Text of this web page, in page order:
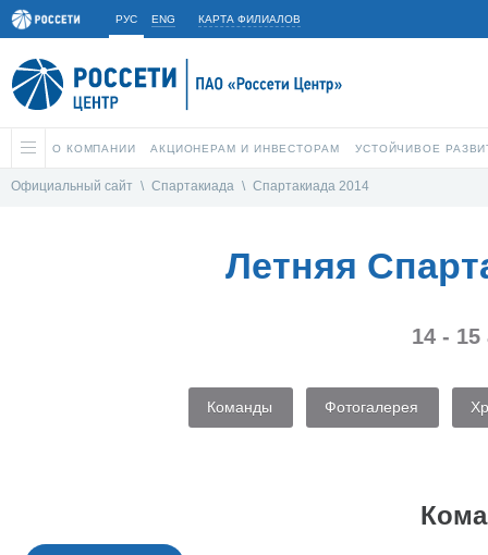
РУС ENG КАРТА ФИЛИАЛОВ
О КОМПАНИИ АКЦИОНЕРАМ И ИНВЕСТОРАМ УСТОЙЧИВОЕ
Официальный сайт \ Спартакиада \ Спартакиада 2014
Летняя
14 - 15
Команды Фотогалерея